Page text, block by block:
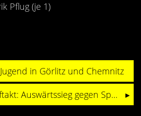
Pflug (je 1)
in Görlitz und Chemnitz
Guter Saison-Auftakt: Auswärtssieg gegen Spandau II